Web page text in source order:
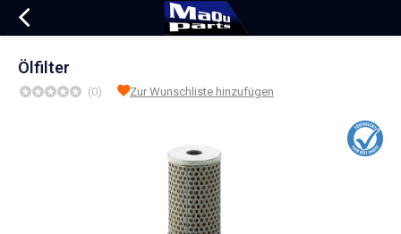
Ölfilter
(0) Zur Wunschliste hinzufügen